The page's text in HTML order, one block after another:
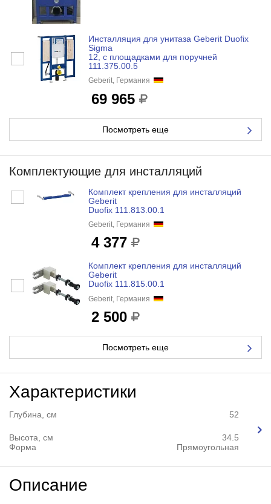
Инсталляция для унитаза Geberit Duofix
Sigma
12, с площадками для поручней
111.375.00.5
Geberit, Германия
69 965
Посмотреть еще
Комплектующие для инсталляций
Комплект крепления для инсталляций
Geberit
Duofix 111.813.00.1
Geberit, Германия
4 377
Комплект крепления для инсталляций
Geberit
Duofix 111.815.00.1
Geberit, Германия
2 500
Посмотреть еще
Характеристики
Глубина, см 52
Высота, см
34.5
Форма
Прямоугольная
Описание